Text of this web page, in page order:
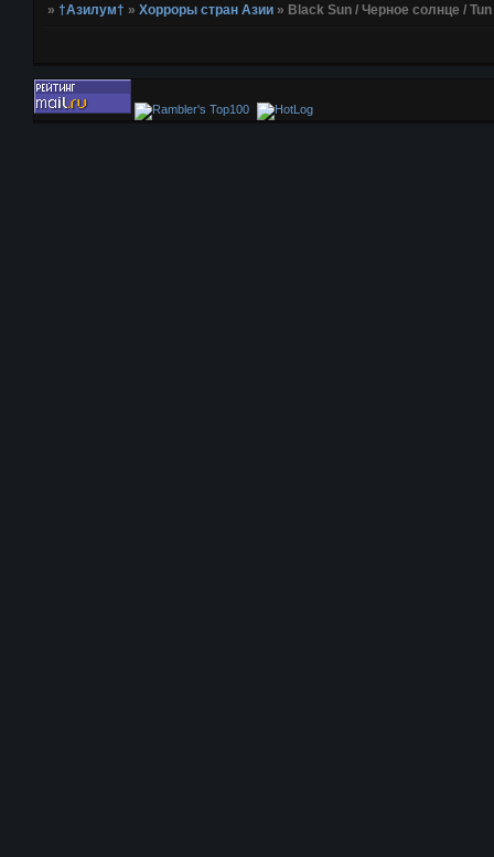
»†Азилум† »Хорроры стран Азии » Black Sun / Черное солнце /